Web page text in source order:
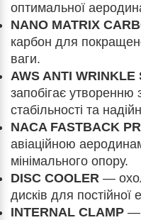
оптимальної
NANO MATRIX
карбон для
ваги.
AWS ANTI WRINKLE
запобігає
стабільності та
NACA FASTBACK
авіаційною
мінімального опору.
DISC COOLER —
дисків для постійної
INTERNAL CLAMP —